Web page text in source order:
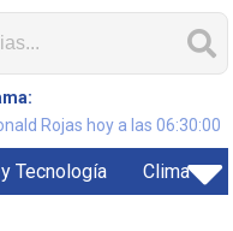
Rojas hoy a las 06:30:00
Tecnología Clima